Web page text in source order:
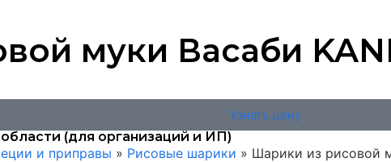
муки Васаби
Узнать цену
(для организаций и ИП)
и приправы » Рисовые шарики » Шарики из рисовой